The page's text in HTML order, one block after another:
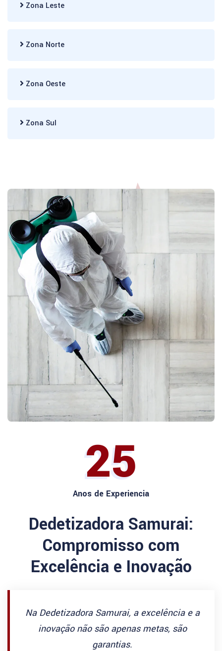
Zona Leste
Zona Norte
Zona Oeste
Zona Sul
25
Anos de Experiencia
Dedetizadora Samurai:
Compromisso com
Excelência e Inovação
Na Dedetizadora Samurai, a excelência e a
inovação não são apenas metas, são
garantias.